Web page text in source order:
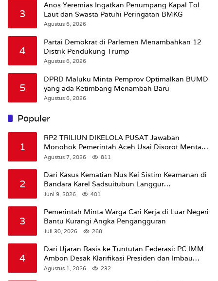
3
Anos Yeremias Ingatkan Penumpang Kapal Tol
Laut dan Swasta Patuhi Peringatan BMKG
Agustus 6, 2026
4
Partai Demokrat di Parlemen Menambahkan 12
Distrik Pendukung Trump
Agustus 6, 2026
5
DPRD Maluku Minta Pemprov Optimalkan BUMD
yang ada Ketimbang Menambah Baru
Agustus 6, 2026
Populer
1
RP2 TRILIUN DIKELOLA PUSAT Jawaban
Monohok Pemerintah Aceh Usai Disorot Mentan
Amran Soal Dana Pertanian
Agustus 7, 2026 811
2
Dari Kasus Kematian Nus Kei Sistim Keamanan di
Bandara Karel Sadsuitubun Langgur
Dipertanyakan
Juni 9, 2026 401
3
Pemerintah Minta Warga Cari Kerja di Luar Negeri
Bantu Kurangi Angka Pengangguran
Juli 30, 2026 268
4
Dari Ujaran Rasis ke Tuntutan Federasi: PC IMM
Ambon Desak Klarifikasi Presiden dan Imbau
Tunda Pengibaran Bendera Merah Putih Di
Agustus 1, 2026 232